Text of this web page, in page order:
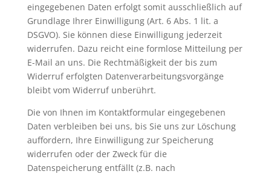
eingegebenen Daten erfolgt somit ausschließlich auf
Grundlage Ihrer Einwilligung (Art. 6 Abs. 1 lit. a
DSGVO). Sie können diese Einwilligung jederzeit
widerrufen. Dazu reicht eine formlose Mitteilung per
E-Mail an uns. Die Rechtmäßigkeit der bis zum
Widerruf erfolgten Datenverarbeitungsvorgänge
bleibt vom Widerruf unberührt.
Die von Ihnen im Kontaktformular eingegebenen
Daten verbleiben bei uns, bis Sie uns zur Löschung
auffordern, Ihre Einwilligung zur Speicherung
widerrufen oder der Zweck für die
Datenspeicherung entfällt (z.B. nach